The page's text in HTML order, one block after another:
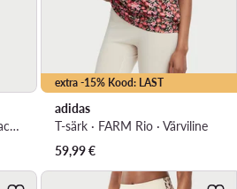
Spordidressid Dayready Tracksuit JD5435 Tumesinine Regular Fit
extra -15% Kood: LAST
adidas
T-särk · FARM Rio · Värviline
59,99€